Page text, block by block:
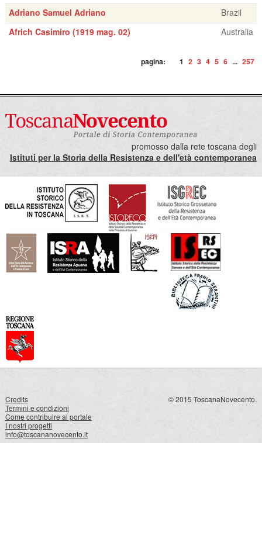
Adriano Samuel Adriano
Brazil
Africh Casimiro (1919 mag. 02)
Australia
pagina: 1 2 3 4 5 6 ... 257
promosso dalla rete toscana degli
Istituti per la Storia della Resistenza e dell'età contemporanea
Credits
Termini e condizioni
Come contribuire al portale
I nostri progetti
info@toscananovecento.it
© 2015 ToscanaNovecento.